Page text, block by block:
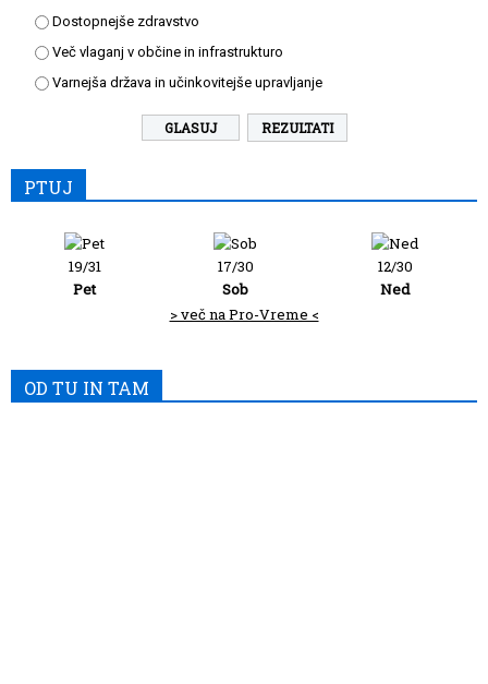
Dostopnejše zdravstvo
Več vlaganj v občine in infrastrukturo
Varnejša država in učinkovitejše upravljanje
REZULTATI
PTUJ
19/31
Pet
17/30
Sob
12/30
Ned
> več na Pro-Vreme <
OD TU IN TAM